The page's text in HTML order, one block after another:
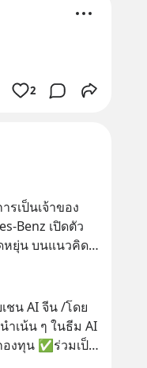
2
รเป็นเจ้าของ
Benz เปิดตัว
นวคิด
รเป็นเจ้าของ
ญญาจะผ่อนต่อ
ชน AI จีน /โดย
เน้น ๆ ในธีม AI
งทุน ✅ร่วมเป็น